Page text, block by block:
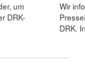
um
DRK-
Wir
DRK.